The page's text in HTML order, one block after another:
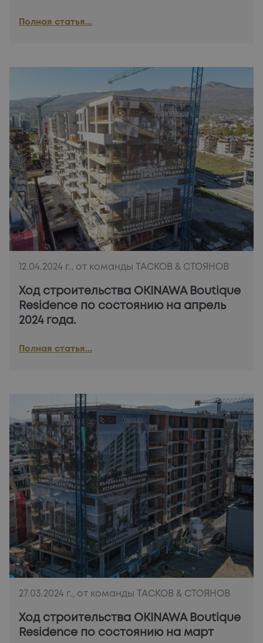
Полная статья...
12.04.2024 г., от команды ТАСКОВ & СТОЯНОВ
Ход строительства OKINAWA Boutique
Residence по состоянию на апрель
2024 года.
Полная статья...
27.03.2024 г., от команды ТАСКОВ & СТОЯНОВ
Ход строительства OKINAWA Boutique
Residence по состоянию на март